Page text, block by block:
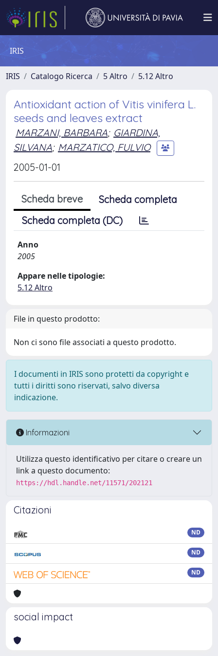
IRIS
IRIS Catalogo Ricerca 5 Altro 5.12 Altro
Antioxidant action of Vitis vinifera L.
seeds and leaves extract
MARZANI, BARBARA; GIARDINA,
SILVANA; MARZATICO, FULVIO
2005-01-01
Scheda breve
Scheda completa
Scheda completa (DC)
Anno
2005
Appare nelle tipologie:
5.12 Altro
File in questo prodotto:
Non ci sono file associati a questo prodotto.
I documenti in IRIS sono protetti da copyright e
tutti i diritti sono riservati, salvo diversa
indicazione.
Informazioni
Utilizza questo identificativo per citare o creare un
link a questo documento:
https://hdl.handle.net/11571/202121
Citazioni
ND
ND
ND
social impact